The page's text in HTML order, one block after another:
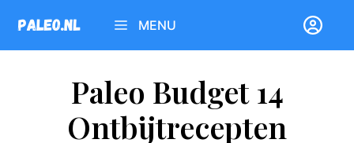
naar
de
MENU
Paleo Budget 14
Ontbijtrecepten